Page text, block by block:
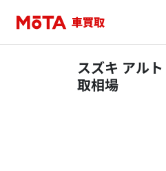
スズキ アル
取相場